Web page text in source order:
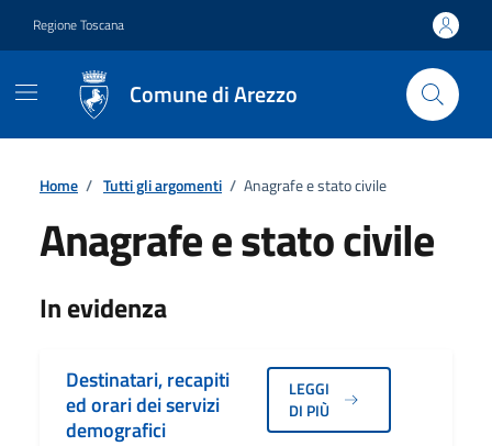
Regione Toscana
Comune di Arezzo
Home / Tutti gli argomenti / Anagrafe e stato civile
Anagrafe e stato civile
Dettagli
In evidenza
Destinatari, recapiti
ed orari dei servizi
demografici
LEGGI
DI PIÙ